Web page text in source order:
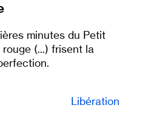
minutes du Petit
(...) frisent la
Libération